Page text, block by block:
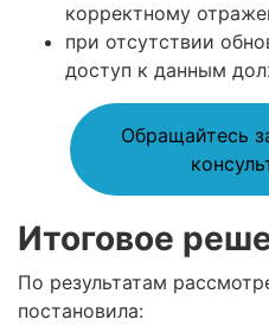
корректному
при отсутствии
доступ к данным
Обращайтесь
Итоговое
По результатам
постановила: